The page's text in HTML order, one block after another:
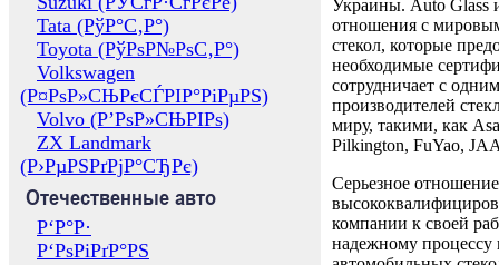
Tata (РўР°С‚Р°)
Toyota (РўРѕР№РѕС‚Р°)
Volkswagen
(Р¤РѕР»СЊРєСЃРІР°РіРµРЅ)
Volvo (Р’РѕР»СЊРІРѕ)
ZX Landmark
(Р›РµРЅРґРјР°СЂРє)
Отечественные авто
Р‘Р°Р·
Р‘РѕРіРґР°РЅ
Украины. Auto Glass
отношения с
стекол, которые
необходимые
сотрудничает с
производителей
миру, такими, как
Pilkington, FuYao,
Серьезное отношение
компании к своей
надежному процессу